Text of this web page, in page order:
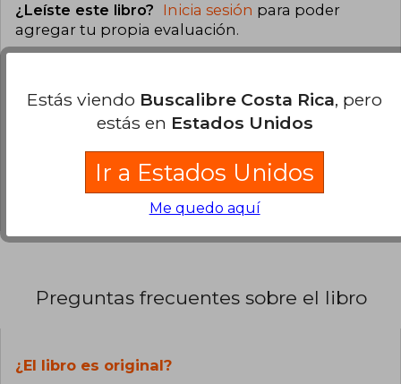
¿Leíste este libro? Inicia sesión para poder
agregar tu propia evaluación.
0% (0)
0% (0)
0% (0)
Preguntas frecuentes sobre el libro
¿El libro es original?
Estás viendo Buscalibre Costa Rica, pero
estás en Estados Unidos
Ir a Estados Unidos
Me quedo aquí